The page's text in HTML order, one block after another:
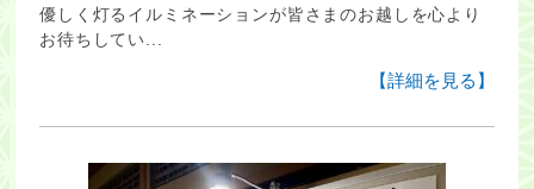
優しく灯るイルミネーションが皆さまのお越しを心より
お待ちしてい...
【詳細を見る】